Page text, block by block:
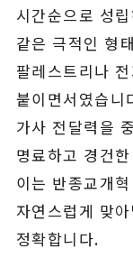
시간순으로 성
같은 극적인 형
팔레스트리나
붙이면서였습니
가사 전달력을
명료하고 경건
이는 반종교개
자연스럽게 맞
정확합니다.